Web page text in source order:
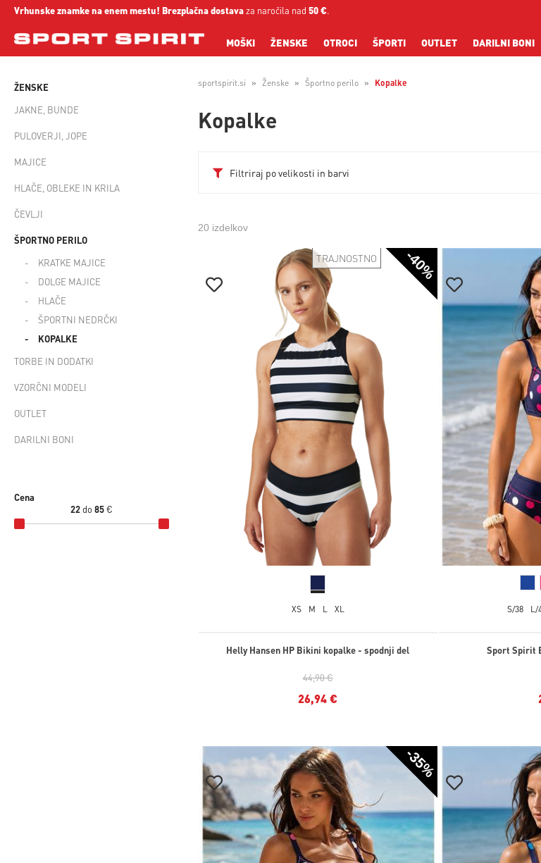
Vrhunske znamke na enem mestu! Brezplačna dostavaza naročila nad 50 €.
MOŠKI ŽENSKE OTROCI ŠPORTI OUTLET DARILNI BONI
ŽENSKE
JAKNE, BUNDE
PULOVERJI, JOPE
MAJICE
HLAČE, OBLEKE IN KRILA
ČEVLJI
ŠPORTNO PERILO
KRATKE MAJICE
DOLGE MAJICE
HLAČE
ŠPORTNI NEDRČKI
KOPALKE
TORBE IN DODATKI
VZORČNI MODELI
OUTLET
DARILNI BONI
Cena
22do 85€
sportspirit.si Ženske Športno perilo Kopalke
Kopalke
Filtriraj po velikosti in barvi
20 izdelkov
-40%
TRAJNOSTNO
XS M L XL
Helly Hansen HP Bikini kopalke - spodnji del
44,90 €
26,94 €
S/38 L/
Sport Spirit
-35%